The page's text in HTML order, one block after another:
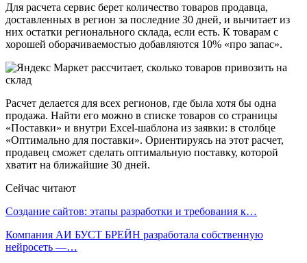
Для расчета сервис берет количество товаров продавца,
доставленных в регион за последние 30 дней, и вычитает из
них остатки регионального склада, если есть. К товарам с
хорошей оборачиваемостью добавляются 10% «про запас».
Расчет делается для всех регионов, где была хотя бы одна
продажа. Найти его можно в списке товаров со страницы
«Поставки» и внутри Excel-шаблона из заявки: в столбце
«Оптимально для поставки». Ориентируясь на этот расчет,
продавец сможет сделать оптимальную поставку, которой
хватит на ближайшие 30 дней.
Сейчас читают
Создание сайтов: этапы разработки и требования к…
Компания АИ БУСТ БРЕЙН разработала собственную
нейросеть —…